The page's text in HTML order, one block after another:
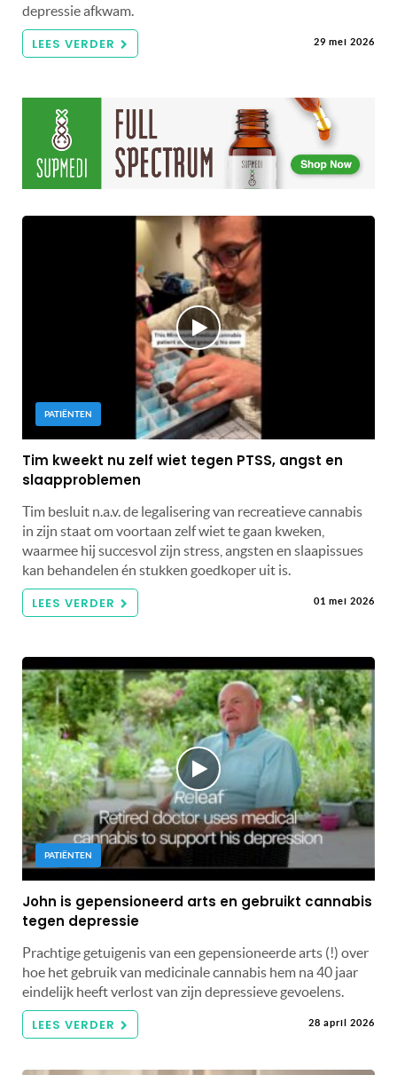
depressie afkwam.
LEES VERDER 29 mei 2026
PATIËNTEN
Tim kweekt nu zelf wiet tegen PTSS, angst en
slaapproblemen
Tim besluit n.a.v. de legalisering van recreatieve cannabis
in zijn staat om voortaan zelf wiet te gaan kweken,
waarmee hij succesvol zijn stress, angsten en slaapissues
kan behandelen én stukken goedkoper uit is.
LEES VERDER 01 mei 2026
PATIËNTEN
John is gepensioneerd arts en gebruikt cannabis
tegen depressie
Prachtige getuigenis van een gepensioneerde arts (!) over
hoe het gebruik van medicinale cannabis hem na 40 jaar
eindelijk heeft verlost van zijn depressieve gevoelens.
LEES VERDER 28 april 2026